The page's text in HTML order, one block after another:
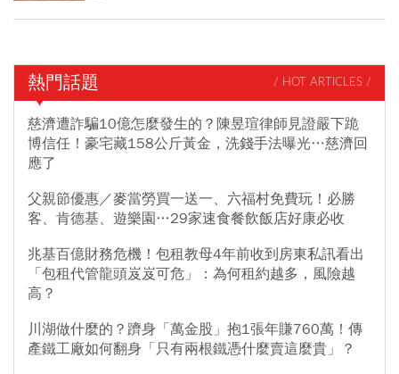
熱門話題 / HOT ARTICLES /
慈濟遭詐騙10億怎麼發生的？陳昱瑄律師見證嚴下跪
博信任！豪宅藏158公斤黃金，洗錢手法曝光…慈濟回
應了
父親節優惠／麥當勞買一送一、六福村免費玩！必勝
客、肯德基、遊樂園…29家速食餐飲飯店好康必收
兆基百億財務危機！包租教母4年前收到房東私訊看出
「包租代管龍頭岌岌可危」：為何租約越多，風險越
高？
川湖做什麼的？躋身「萬金股」抱1張年賺760萬！傳
產鐵工廠如何翻身「只有兩根鐵憑什麼賣這麼貴」？